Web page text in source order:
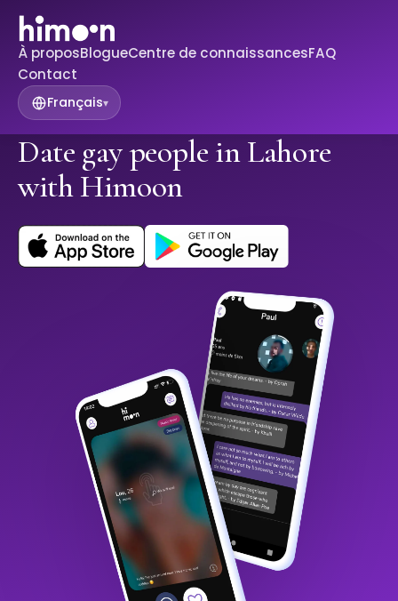
À proposBlogueCentre de connaissancesFAQ
Contact
Français▾
Date gay people in Lahore
with Himoon